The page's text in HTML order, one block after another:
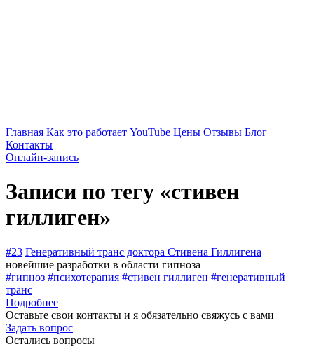
Главная Как это работает YouTube Цены Отзывы Блог
Контакты
Онлайн-запись
Записи по тегу «стивен
гиллиген»
#23 Генеративный транс доктора Стивена Гиллигена
новейшие разработки в области гипноза
#гипноз #психотерапия #стивен гиллиген #генеративный
транс
Подробнее
Оставьте свои контакты и я обязательно свяжусь с вами
Задать вопрос
Остались вопросы